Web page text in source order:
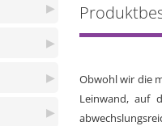
▶
▶
▶
▶
Obwohl wir die
Leinwand, auf